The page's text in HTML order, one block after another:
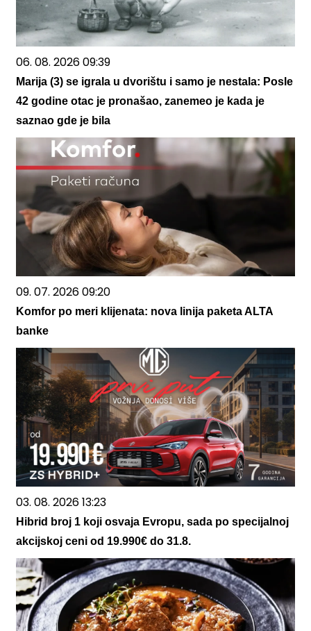
06. 08. 2026 09:39
Marija (3) se igrala u dvorištu i samo je nestala: Posle
42 godine otac je pronašao, zanemeo je kada je
saznao gde je bila
09. 07. 2026 09:20
Komfor po meri klijenata: nova linija paketa ALTA
banke
03. 08. 2026 13:23
Hibrid broj 1 koji osvaja Evropu, sada po specijalnoj
akcijskoj ceni od 19.990€ do 31.8.